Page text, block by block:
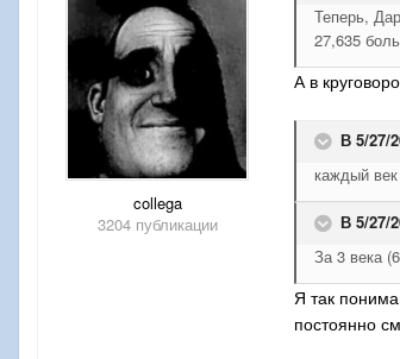
collega
3204 публикации
Теперь,
27,635
А в
В 5/27/
каждый
В 5/27/
За 3 века
Я так
постоянно